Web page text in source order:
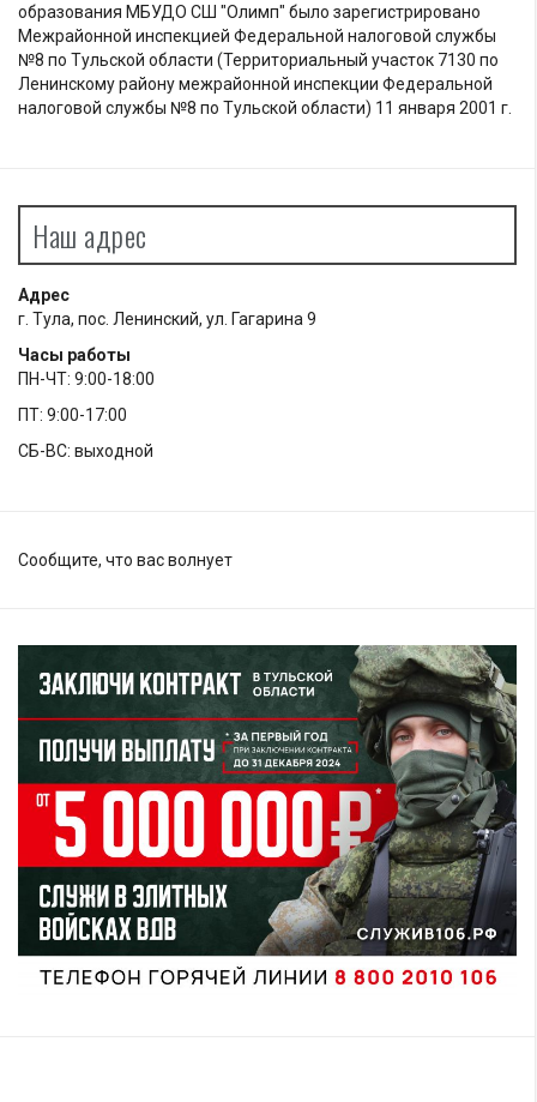
образования МБУДО СШ "Олимп" было зарегистрировано
Межрайонной инспекцией Федеральной налоговой службы
№8 по Тульской области (Территориальный участок 7130 по
Ленинскому району межрайонной инспекции Федеральной
налоговой службы №8 по Тульской области) 11 января 2001 г.
Наш адрес
Адрес
г. Тула, пос. Ленинский, ул. Гагарина 9
Часы работы
ПН-ЧТ: 9:00-18:00
ПТ: 9:00-17:00
СБ-ВС: выходной
Сообщите, что вас волнует